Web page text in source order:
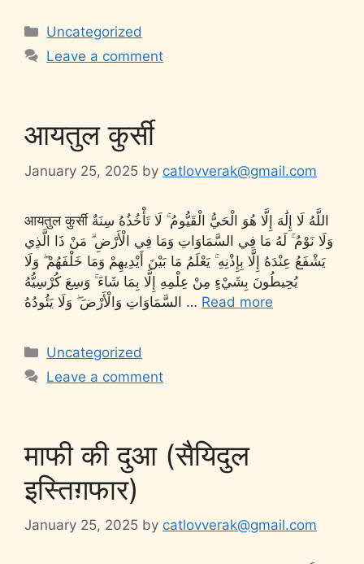
Uncategorized
Leave a comment
आयतुल कुर्सी
January 25, 2025 by catlovverak@gmail.com
आयतुल कुर्सी اللَّهُ لَا إِلَٰهَ إِلَّا هُوَ الْحَيُّ الْقَيُّومُ ۚ لَا تَأْخُذُهُ سِنَةٌ
وَلَا نَوْمٌ ۚ لَهُ مَا فِي السَّمَاوَاتِ وَمَا فِي الْأَرْضِ ۗ مَنْ ذَا الَّذِي
يَشْفَعُ عِنْدَهُ إِلَّا بِإِذْنِهِ ۚ يَعْلَمُ مَا بَيْنَ أَيْدِيهِمْ وَمَا خَلْفَهُمْ ۖ وَلَا
يُحِيطُونَ بِشَيْءٍ مِنْ عِلْمِهِ إِلَّا بِمَا شَاءَ ۚ وَسِعَ كُرْسِيُّهُ
السَّمَاوَاتِ وَالْأَرْضَ ۖ وَلَا يَئُودُهُ … Read more
Uncategorized
Leave a comment
माफी की दुआ (सैयिदुल
इस्तिग़फार)
January 25, 2025 by catlovverak@gmail.com